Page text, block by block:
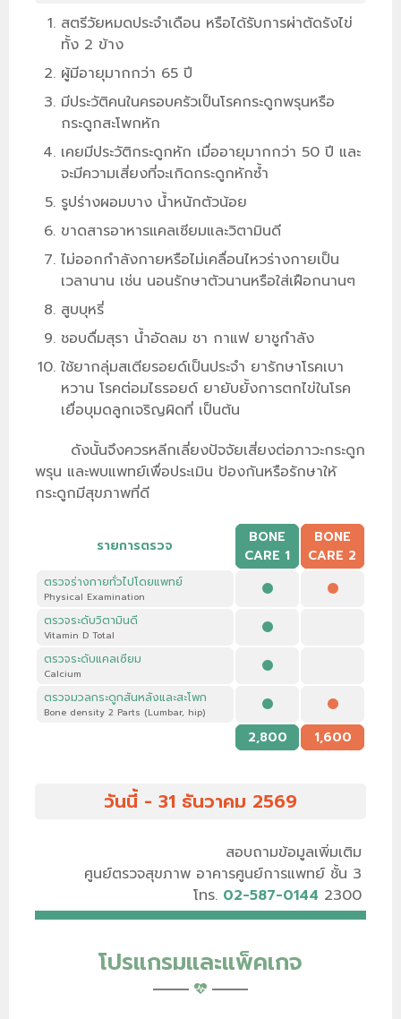
สตรีวัยหมดประจำเดือน หรือได้รับการผ่าตัดรังไข่
ทั้ง 2 ข้าง
ผู้มีอายุมากกว่า 65 ปี
มีประวัติคนในครอบครัวเป็นโรคกระดูกพรุนหรือ
กระดูกสะโพกหัก
เคยมีประวัติกระดูกหัก เมื่ออายุมากกว่า 50 ปี และ
จะมีความเสี่ยงที่จะเกิดกระดูกหักซ้ำ
รูปร่างผอมบาง น้ำหนักตัวน้อย
ขาดสารอาหารแคลเซียมและวิตามินดี
ไม่ออกกำลังกายหรือไม่เคลื่อนไหวร่างกายเป็น
เวลานาน เช่น นอนรักษาตัวนานหรือใส่เฝือกนานๆ
สูบบุหรี่
ชอบดื่มสุรา น้ำอัดลม ชา กาแฟ ยาชูกำลัง
ใช้ยากลุ่มสเตียรอยด์เป็นประจำ ยารักษาโรคเบา
หวาน โรคต่อมไธรอยด์ ยายับยั้งการตกไข่ในโรค
เยื่อบุมดลูกเจริญผิดที่ เป็นต้น
ดังนั้นจึงควรหลีกเลี่ยงปัจจัยเสี่ยงต่อภาวะกระดูก
พรุน และพบแพทย์เพื่อประเมิน ป้องกันหรือรักษาให้
กระดูกมีสุขภาพที่ดี
รายการตรวจ
BONE
CARE 1
BONE
CARE 2
ตรวจร่างกายทั่วไปโดยแพทย์
Physical Examination
ตรวจระดับวิตามินดี
Vitamin D Total
ตรวจระดับแคลเซียม
Calcium
ตรวจมวลกระดูกสันหลังและสะโพก
Bone density 2 Parts (Lumbar, hip)
2,800 1,600
วันนี้ - 31 ธันวาคม 2569
สอบถามข้อมูลเพิ่มเติม
ศูนย์ตรวจสุขภาพ อาคารศูนย์การแพทย์ ชั้น 3
โทร. 02-587-0144 2300
โปรแกรมและแพ็คเกจ